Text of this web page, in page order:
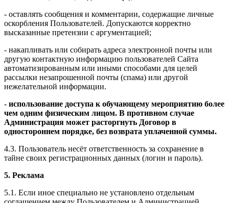
- оставлять сообщения и комментарии, содержащие личные
оскорбления Пользователей. Допускаются корректно
высказанные претензии с аргументацией;
- накапливать или собирать адреса электронной почты или
другую контактную информацию пользователей Сайта
автоматизированным или иными способами для целей
рассылки незапрошенной почты (спама) или другой
нежелательной информации.
- использование доступа к обучающему мероприятию более
чем одним физическим лицом. В противном случае
Администрация может расторгнуть Договор в
одностороннем порядке, без возврата уплаченной суммы.
4.3. Пользователь несёт ответственность за сохранение в
тайне своих регистрационных данных (логин и пароль).
5. Реклама
5.1. Если иное специально не установлено отдельным